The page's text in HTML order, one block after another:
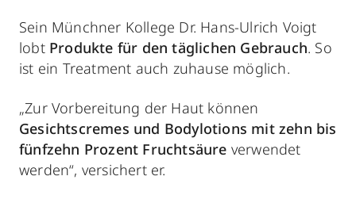
Sein Münchner Kollege Dr. Hans-Ulrich Voigt
lobt Produkte für den täglichen Gebrauch. So
ist ein Treatment auch zuhause möglich.
„Zur Vorbereitung der Haut können
Gesichtscremes und Bodylotions mit zehn bis
fünfzehn Prozent Fruchtsäure verwendet
werden“, versichert er.